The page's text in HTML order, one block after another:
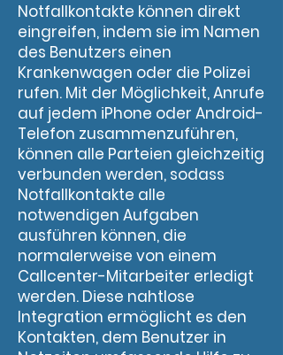
Notfallkontakte können direkt
eingreifen, indem sie im Namen
des Benutzers einen
Krankenwagen oder die Polizei
rufen. Mit der Möglichkeit, Anrufe
auf jedem iPhone oder Android-
Telefon zusammenzuführen,
können alle Parteien gleichzeitig
verbunden werden, sodass
Notfallkontakte alle
notwendigen Aufgaben
ausführen können, die
normalerweise von einem
Callcenter-Mitarbeiter erledigt
werden. Diese nahtlose
Integration ermöglicht es den
Kontakten, dem Benutzer in